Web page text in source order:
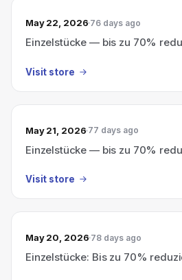
May 22, 2026 76 days ago
Einzelstücke — bis zu 70%
Visit store
May 21, 2026 77 days ago
Einzelstücke — bis zu 70%
Visit store
May 20, 2026 78 days ago
Einzelstücke: Bis zu 70%